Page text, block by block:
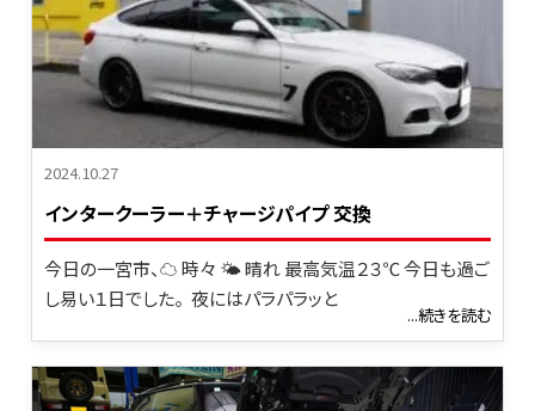
2024.10.27
インタークーラー＋チャージパイプ 交換
今日の一宮市、☁ 時々 🌤 晴れ 最高気温２３℃ 今日も過ご
し易い１日でした。 夜にはパラパラッと
...続きを読む